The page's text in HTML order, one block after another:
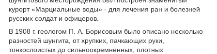
курорт «Марциальные воды» - для лечения ран и болезней
русских солдат и офицеров.
В 1908 г. геологом П. А. Борисовым было описано несколько
разностей шунгита, от хрупких, пачкающих руки,
тонкослоистых до сильноокремненных, плотных